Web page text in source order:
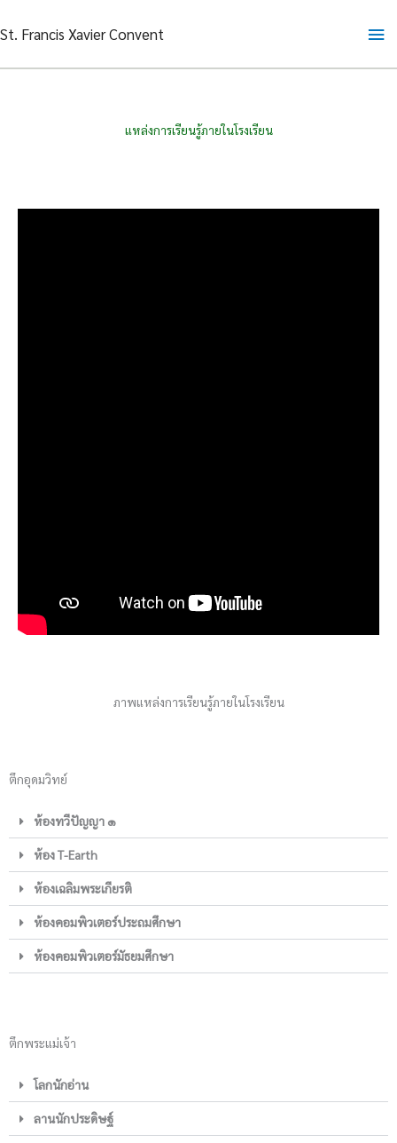
to
St. Francis Xavier Convent
แหล่งการเรียนรู้ภายในโรงเรียน
ภาพแหล่งการเรียนรู้ภายในโรงเรียน
ตึกอุดมวิทย์
ห้องทวีปัญญา ๑
ห้อง T-Earth
ห้องเฉลิมพระเกียรติ
ห้องคอมพิวเตอร์ประถมศึกษา
ห้องคอมพิวเตอร์มัธยมศึกษา
ตึกพระแม่เจ้า
โลกนักอ่าน
ลานนักประดิษฐ์